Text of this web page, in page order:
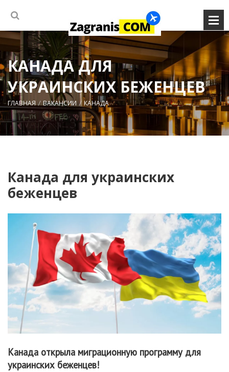
КАНАДА ДЛЯ
УКРАИНСКИХ БЕЖЕНЦЕВ
ГЛАВНАЯ ВАКАНСИИ КАНАДА
Канада для украинских
беженцев
Канада открыла миграционную программу для
украинских беженцев!